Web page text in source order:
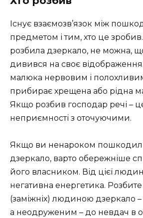
Існує взаємозв’язок між
предметом і тим, хто це
розбила дзеркало, не можна,
дивився на своє
малюка нервовим і
прибирає хрещена або рідна
Якщо розбив господар речі –
неприємності з оточуючими.
Якщо ви ненароком
дзеркало, варто обережніше
його власником. Від цієї
негативна енергетика.
(заміжніх) людиною дзеркало
а неодруженим – до невдач в